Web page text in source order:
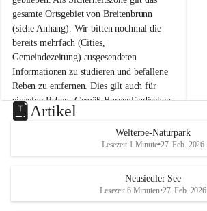
r
u
n
n
a
m
N
e
u
s
d
S
gesamte Ortsgebiet von Breitenbrunn
(siehe Anhang). Wir bitten nochmal die
bereits mehrfach (Cities,
Gemeindezeitung) ausgesendeten
Informationen zu studieren und befallene
Reben zu entfernen. Dies gilt auch für
einzelne Reben. Gemäß Burgenländischen
Weinbaugesetz sind nicht gepflegte oder
unzulässige Weingärten zu roden! Bitte
helfen wir zusammen um unsere Winzer
vor den prognostizierten Ernteausfällen
und den daraus folgenden wirtschaftlichen
u
e
d
r
S
Artikel
Welterbe-Naturpark
Lesezeit 1 Minute•27. Feb. 2026
Neusiedler See
Lesezeit 6 Minuten•27. Feb. 2026